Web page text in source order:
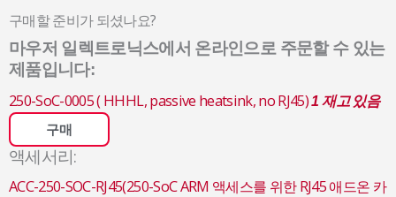
구매할 준비가 되셨나요?
마우저 일렉트로닉스에서 온라인으로 주문할 수 있는
제품입니다:
250-SoC-0005 ( HHHL, passive heatsink, no RJ45)1 재고 있음
구매
액세서리:
ACC-250-SOC-RJ45(250-SoC ARM 액세스를 위한 RJ45 애드온 카